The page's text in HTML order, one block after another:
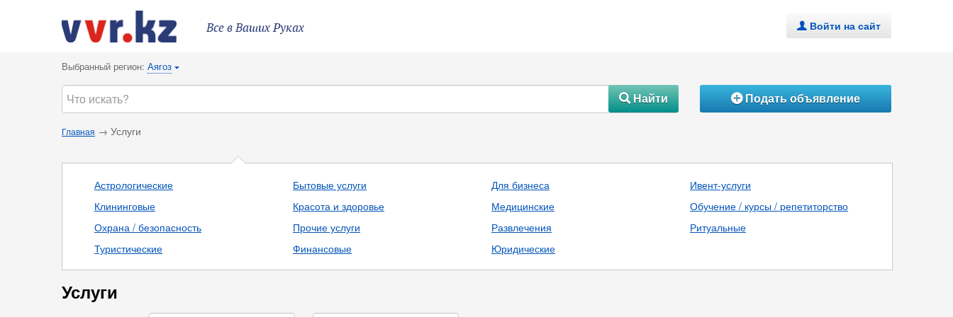
Все в Ваших Руках . Войти на сайт
Выбранный регион: Аягоз {
#Найти ÁПодать объявление
Главная → Услуги
Астрологические
Клининговые
Охрана / безопасность
Туристические
Бытовые услуги
Красота и здоровье
Прочие услуги
Финансовые
Для бизнеса
Медицинские
Развлечения
Юридические
Ивент-услуги
Обучение / курсы / репетиторство
Ритуальные
Услуги